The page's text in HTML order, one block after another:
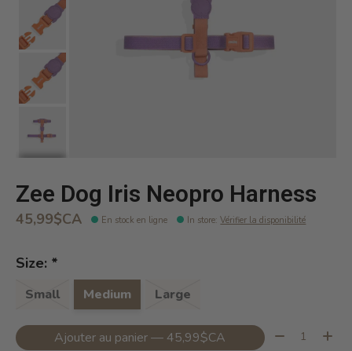
Zee Dog Iris Neopro Harness
45,99$CA En stock en ligne In store:Vérifier la disponibilité
Size: *
Small Medium Large
Ajouter au panier — 45,99$CA Quantité: